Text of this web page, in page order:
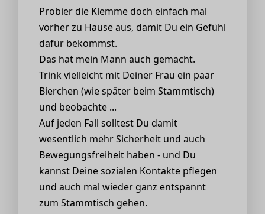
Probier die Klemme doch einfach mal
vorher zu Hause aus, damit Du ein Gefühl
dafür bekommst.
Das hat mein Mann auch gemacht.
Trink vielleicht mit Deiner Frau ein paar
Bierchen (wie später beim Stammtisch)
und beobachte ...
Auf jeden Fall solltest Du damit
wesentlich mehr Sicherheit und auch
Bewegungsfreiheit haben - und Du
kannst Deine sozialen Kontakte pflegen
und auch mal wieder ganz entspannt
zum Stammtisch gehen.